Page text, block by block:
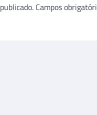
Campos